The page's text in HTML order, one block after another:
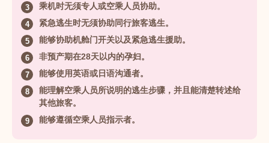
乘机时无须专人或空乘人员协助。
紧急逃生时无须协助同行旅客逃生。
能够协助机舱门开关以及紧急逃生援助。
非预产期在28天以内的孕妇。
能够使用英语或日语沟通者。
能理解空乘人员所说明的逃生步骤，并且能清楚转述给
其他旅客。
能够遵循空乘人员指示者。